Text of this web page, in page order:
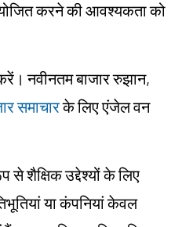
करने की आवश्यकता को
नवीनतम बाजार रुझान,
समाचारके लिए एंजेल वन
से शैक्षिक उद्देश्यों के लिए
या कंपनियां केवल